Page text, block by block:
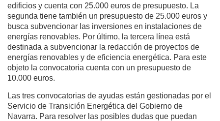
edificios y cuenta con 25.000 euros de presupuesto. La
segunda tiene también un presupuesto de 25.000 euros y
busca subvencionar las inversiones en instalaciones de
energías renovables. Por último, la tercera línea está
destinada a subvencionar la redacción de proyectos de
energías renovables y de eficiencia energética. Para este
objeto la convocatoria cuenta con un presupuesto de
10.000 euros.
Las tres convocatorias de ayudas están gestionadas por el
Servicio de Transición Energética del Gobierno de
Navarra. Para resolver las posibles dudas que puedan